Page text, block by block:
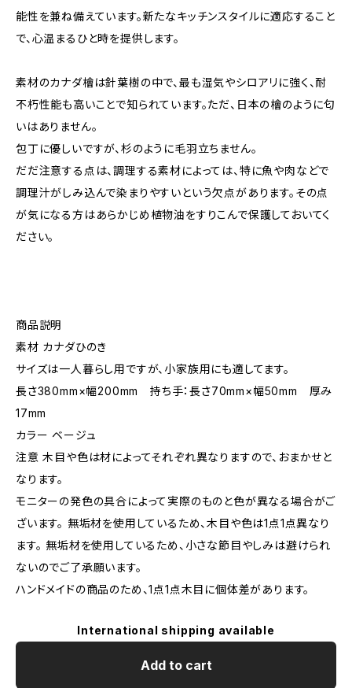
能性を兼ね備えています。新たなキッチンスタイルに適応すること
で、心温まるひと時を提供します。
素材のカナダ檜は針葉樹の中で、最も湿気やシロアリに強く、耐
不朽性能も高いことで知られています。ただ、日本の檜のように匂
いはありません。
包丁に優しいですが、杉のように毛羽立ちません。
だだ注意する点は、調理する素材によっては、特に魚や肉などで
調理汁がしみ込んで染まりやすいという欠点があります。その点
が気になる方はあらかじめ植物油をすりこんで保護しておいてく
ださい。
商品説明
素材 カナダひのき
サイズは一人暮らし用ですが、小家族用にも適してます。
長さ380mm×幅200mm 持ち手：長さ70mm×幅50mm 厚み
17mm
カラー ベージュ
注意 木目や色は材によってそれぞれ異なりますので、おまかせと
なります。
モニターの発色の具合によって実際のものと色が異なる場合がご
ざいます。 無垢材を使用しているため、木目や色は1点1点異なり
ます。 無垢材を使用しているため、小さな節目やしみは避けられ
ないのでご了承願います。
ハンドメイドの商品のため、1点1点木目に個体差があります。
International shipping available
Add to cart